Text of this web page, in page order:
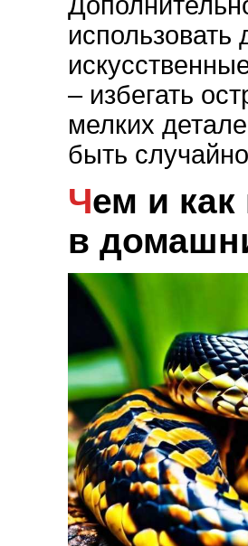
использовать
– избегать
мелких
быть
Чем и как кормить змею
в